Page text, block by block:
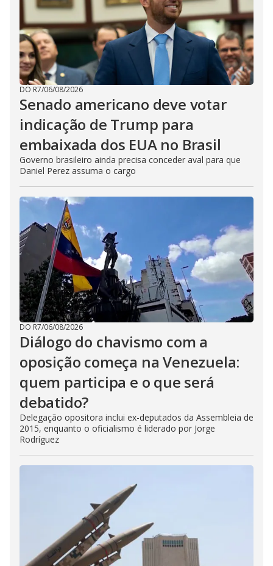
DO R7/06/08/2026
Senado americano deve votar
indicação de Trump para
embaixada dos EUA no Brasil
Governo brasileiro ainda precisa conceder aval para que
Daniel Perez assuma o cargo
DO R7/06/08/2026
Diálogo do chavismo com a
oposição começa na Venezuela:
quem participa e o que será
debatido?
Delegação opositora inclui ex-deputados da Assembleia de
2015, enquanto o oficialismo é liderado por Jorge
Rodríguez